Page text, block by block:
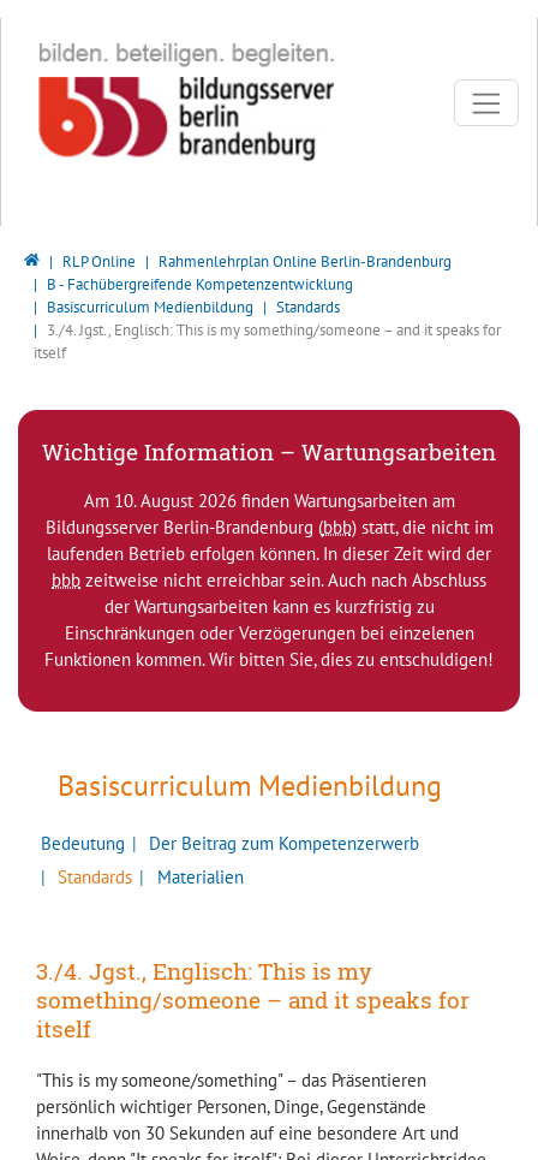
Bildungsserver Berlin - Brandenburg
RLP Online
Rahmenlehrplan Online Berlin-Brandenburg
B - Fachübergreifende Kompetenzentwicklung
Basiscurriculum Medienbildung
Standards
3./4. Jgst., Englisch: This is my something/someone – and it speaks for
itself
Wichtige Information – Wartungsarbeiten
Am 10. August 2026 finden Wartungsarbeiten am
Bildungsserver Berlin-Brandenburg (bbb) statt, die nicht im
laufenden Betrieb erfolgen können. In dieser Zeit wird der
bbb zeitweise nicht erreichbar sein. Auch nach Abschluss
der Wartungsarbeiten kann es kurzfristig zu
Einschränkungen oder Verzögerungen bei einzelenen
Funktionen kommen. Wir bitten Sie, dies zu entschuldigen!
Basiscurriculum Medienbildung
Bedeutung
Der Beitrag zum Kompetenzerwerb
Standards
Materialien
3./4. Jgst., Englisch: This is my
something/someone – and it speaks for
itself
"This is my someone/something" – das Präsentieren
persönlich wichtiger Personen, Dinge, Gegenstände
innerhalb von 30 Sekunden auf eine besondere Art und